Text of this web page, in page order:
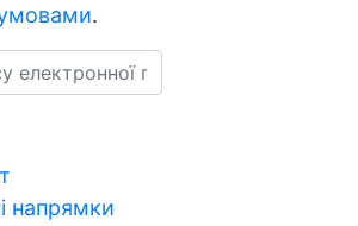
.
напрямки